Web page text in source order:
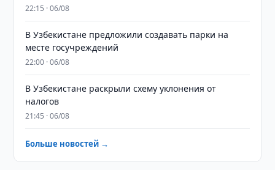
22:15 · 06/08
В Узбекистане предложили создавать парки на
месте госучреждений
22:00 · 06/08
В Узбекистане раскрыли схему уклонения от
налогов
21:45 · 06/08
Больше новостей →